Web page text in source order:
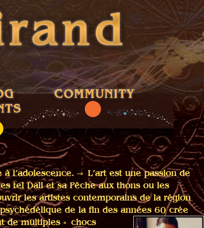
l’adolescence. -« L’art est une passion de
tel Dali et sa Pêche aux thons ou les
les artistes contemporains de la région
de la fin des années 60 crée
de multiples « chocs